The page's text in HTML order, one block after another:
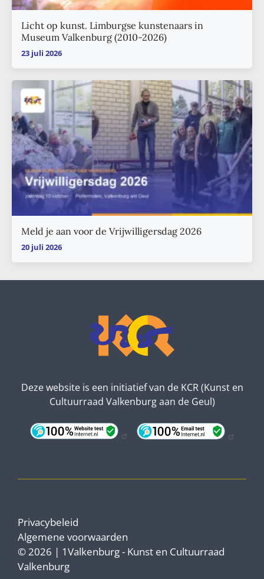
Licht op kunst. Limburgse kunstenaars in
Museum Valkenburg (2010-2026)
23 juli 2026
Meld je aan voor de Vrijwilligersdag 2026
20 juli 2026
Deze website is een initiatief van de KCR (Kunst en
Cultuurraad Valkenburg aan de Geul)
© 2026 | 1Valkenburg - Kunst en Cultuurraad
Valkenburg
Privacybeleid
Algemene voorwaarden